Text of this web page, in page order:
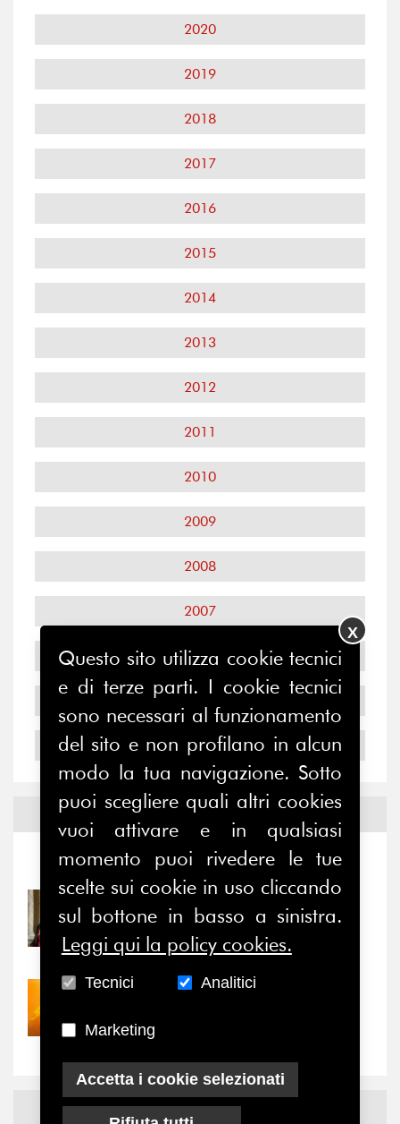
2020
2019
2018
2017
2016
2015
2014
2013
2012
2011
2010
2009
2008
2007
2006
2004
Notizie edEventi
Notizie -Eventi
31/07/2026
Prima della pausa estiva,
il valore di...
“grande cecità”: la...
NewsFacebook
Questo sito utilizza cookie tecnici
e di terze parti. I cookie tecnici
sono necessari al funzionamento
del sito e non profilano in alcun
modo la tua navigazione. Sotto
puoi scegliere quali altri cookies
vuoi attivare e in qualsiasi
momento puoi rivedere le tue
scelte sui cookie in uso cliccando
sul bottone in basso a sinistra.
Leggi qui la policy cookies.
Tecnici Analitici
Marketing
Accetta i cookie selezionati
X